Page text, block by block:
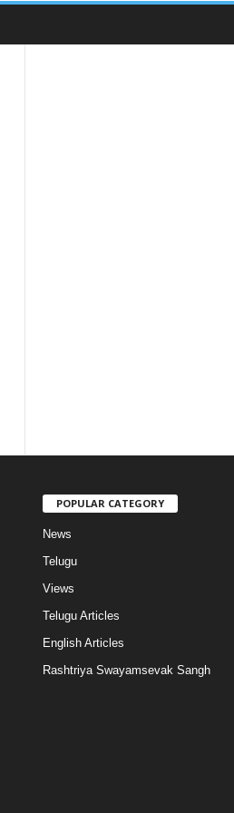
POPULAR CATEGORY
News
Telugu
Views
Telugu Articles
English Articles
Rashtriya Swayamsevak Sangh